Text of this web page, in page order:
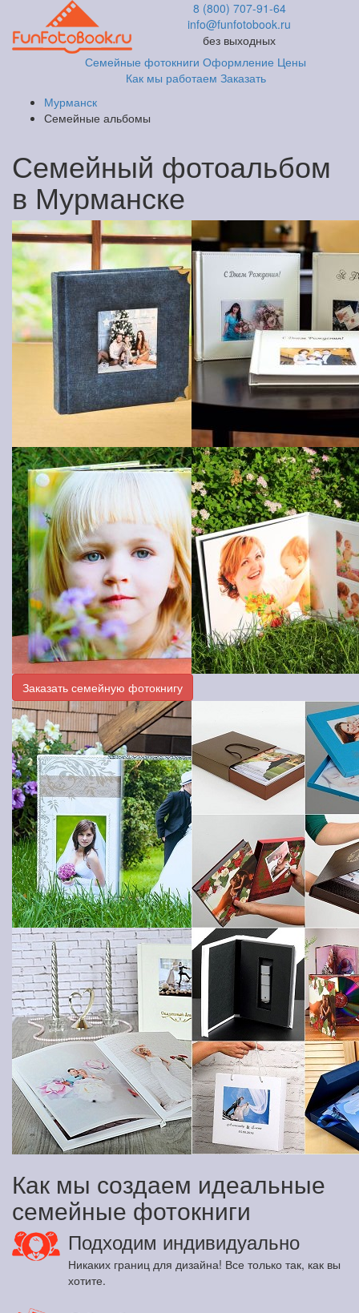
8 (800) 707-91-64
info@funfotobook.ru
без выходных
Семейные фотокниги Оформление Цены
Как мы работаем Заказать
Мурманск
Семейные альбомы
Семейный фотоальбом
в Мурманске
Заказать семейную фотокнигу
Как мы создаем идеальные
семейные фотокниги
Подходим индивидуально
Никаких границ для дизайна! Все только так, как вы
хотите.